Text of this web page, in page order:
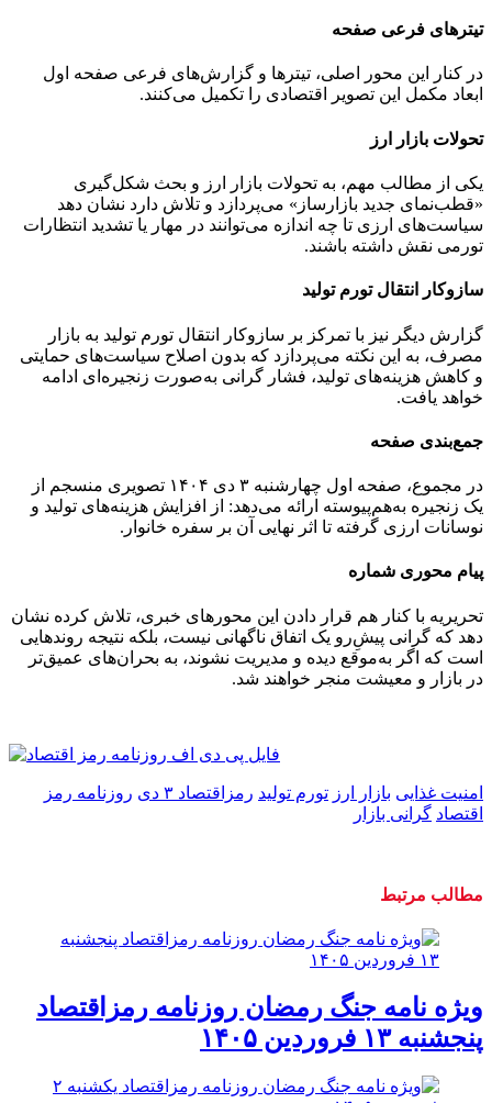
تیترهای فرعی صفحه
در کنار این محور اصلی، تیترها و گزارش‌های فرعی صفحه اول
ابعاد مکمل این تصویر اقتصادی را تکمیل می‌کنند.
تحولات بازار ارز
یکی از مطالب مهم، به تحولات بازار ارز و بحث شکل‌گیری
«قطب‌نمای جدید بازارساز» می‌پردازد و تلاش دارد نشان دهد
سیاست‌های ارزی تا چه اندازه می‌توانند در مهار یا تشدید انتظارات
تورمی نقش داشته باشند.
سازوکار انتقال تورم تولید
گزارش دیگر نیز با تمرکز بر سازوکار انتقال تورم تولید به بازار
مصرف، به این نکته می‌پردازد که بدون اصلاح سیاست‌های حمایتی
و کاهش هزینه‌های تولید، فشار گرانی به‌صورت زنجیره‌ای ادامه
خواهد یافت.
جمع‌بندی صفحه
در مجموع، صفحه اول چهارشنبه ۳ دی ۱۴۰۴ تصویری منسجم از
یک زنجیره به‌هم‌پیوسته ارائه می‌دهد: از افزایش هزینه‌های تولید و
نوسانات ارزی گرفته تا اثر نهایی آن بر سفره خانوار.
پیام محوری شماره
تحریریه با کنار هم قرار دادن این محورهای خبری، تلاش کرده نشان
دهد که گرانی پیشِ‌رو یک اتفاق ناگهانی نیست، بلکه نتیجه روندهایی
است که اگر به‌موقع دیده و مدیریت نشوند، به بحران‌های عمیق‌تر
در بازار و معیشت منجر خواهند شد.
امنیت غذایی بازار ارز تورم تولید رمزاقتصاد ۳ دی
روزنامه رمز
اقتصاد گرانی بازار
مطالب مرتبط
ویژه نامه جنگ رمضان روزنامه رمزاقتصاد
پنجشنبه ۱۳ فروردین ۱۴۰۵